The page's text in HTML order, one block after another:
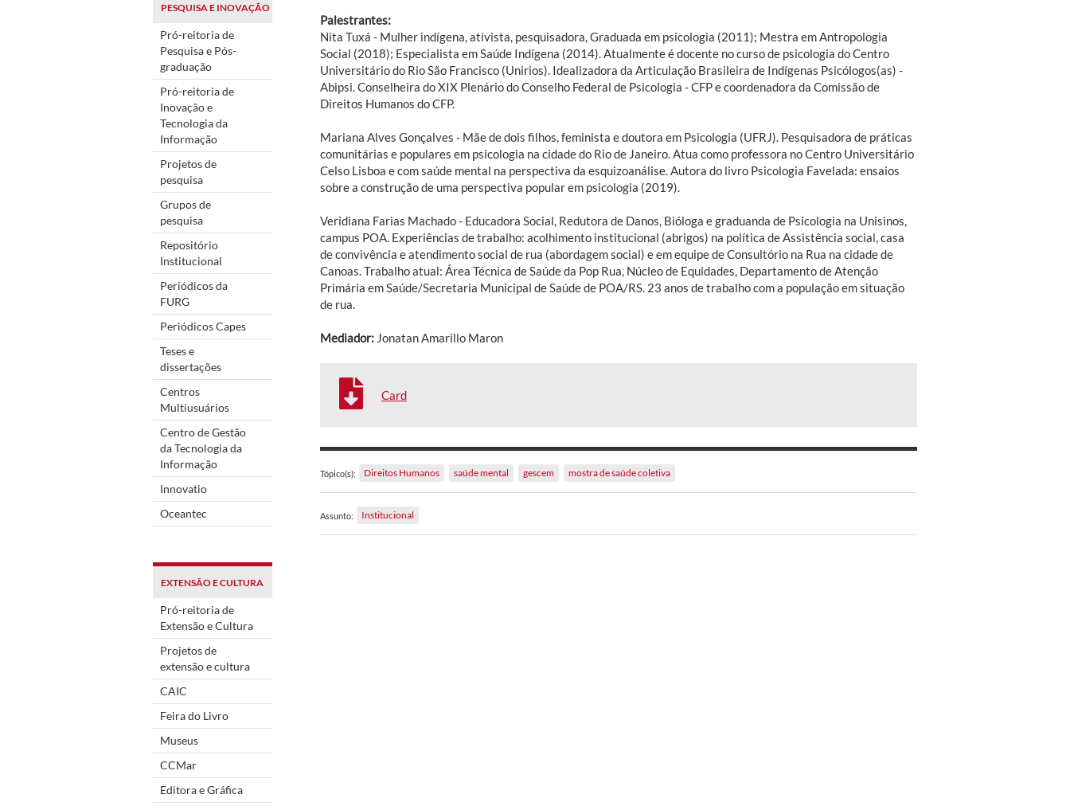
PESQUISA E INOVAÇÃO
Pró-reitoria de
Pesquisa e Pós-
graduação
Pró-reitoria de
Inovação e
Tecnologia da
Informação
Projetos de
pesquisa
Grupos de
pesquisa
Repositório
Institucional
Periódicos da
FURG
Periódicos Capes
Teses e
dissertações
Centros
Multiusuários
Centro de Gestão
da Tecnologia da
Informação
Innovatio
Oceantec
EXTENSÃO E CULTURA
Pró-reitoria de
Extensão e Cultura
Projetos de
extensão e cultura
CAIC
Feira do Livro
Museus
CCMar
Editora e Gráfica
Palestrantes:
Nita Tuxá - Mulher indígena, ativista, pesquisadora, Graduada em psicologia (2011); Mestra em Antropologia
Social (2018); Especialista em Saúde Indígena (2014). Atualmente é docente no curso de psicologia do Centro
Universitário do Rio São Francisco (Unirios). Idealizadora da Articulação Brasileira de Indígenas Psicólogos(as) -
Abipsi. Conselheira do XIX Plenário do Conselho Federal de Psicologia - CFP e coordenadora da Comissão de
Direitos Humanos do CFP.
Mariana Alves Gonçalves - Mãe de dois filhos, feminista e doutora em Psicologia (UFRJ). Pesquisadora de práticas
comunitárias e populares em psicologia na cidade do Rio de Janeiro. Atua como professora no Centro Universitário
Celso Lisboa e com saúde mental na perspectiva da esquizoanálise. Autora do livro Psicologia Favelada: ensaios
sobre a construção de uma perspectiva popular em psicologia (2019).
Veridiana Farias Machado - Educadora Social, Redutora de Danos, Bióloga e graduanda de Psicologia na Unisinos,
campus POA. Experiências de trabalho: acolhimento institucional (abrigos) na política de Assistência social, casa
de convivência e atendimento social de rua (abordagem social) e em equipe de Consultório na Rua na cidade de
Canoas. Trabalho atual: Área Técnica de Saúde da Pop Rua, Núcleo de Equidades, Departamento de Atenção
Primária em Saúde/Secretaria Municipal de Saúde de POA/RS. 23 anos de trabalho com a população em situação
de rua.
Mediador: Jonatan Amarillo Maron
Card
Tópico(s): Direitos Humanos saúde mental gescem mostra de saúde coletiva
Assunto: Institucional